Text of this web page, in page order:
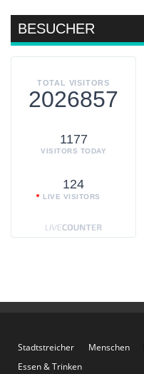
BESUCHER
TOTAL VISITORS
2026857
1177
VISITORS TODAY
124
LIVE VISITORS
Stadtstreicher Menschen
Essen & Trinken